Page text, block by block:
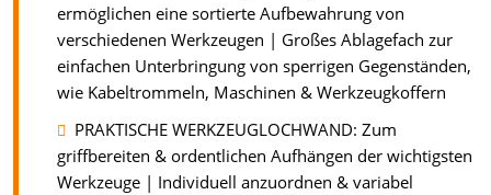
ermöglichen eine sortierte Aufbewahrung von
verschiedenen Werkzeugen | Großes Ablagefach zur
einfachen Unterbringung von sperrigen Gegenständen,
wie Kabeltrommeln, Maschinen & Werkzeugkoffern
PRAKTISCHE WERKZEUGLOCHWAND: Zum
griffbereiten & ordentlichen Aufhängen der wichtigsten
Werkzeuge | Individuell anzuordnen & variabel